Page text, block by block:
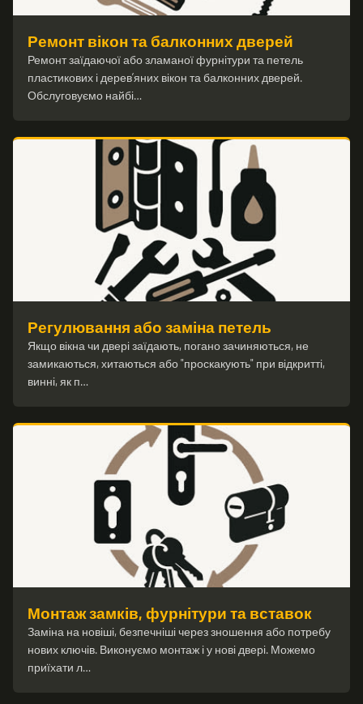
Ремонт вікон та балконних дверей
Ремонт заїдаючої або зламаної фурнітури та петель
пластикових і дерев’яних вікон та балконних дверей.
Обслуговуємо найбі…
Регулювання або заміна петель
Якщо вікна чи двері заїдають, погано зачиняються, не
замикаються, хитаються або "проскакують" при відкритті,
винні, як п…
Монтаж замків, фурнітури та вставок
Заміна на новіші, безпечніші через зношення або потребу
нових ключів. Виконуємо монтаж і у нові двері. Можемо
приїхати л…